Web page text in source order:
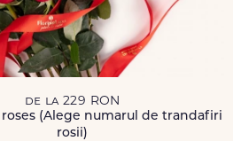
de la 229 RON
(Alege numarul de trandafiri
rosii)